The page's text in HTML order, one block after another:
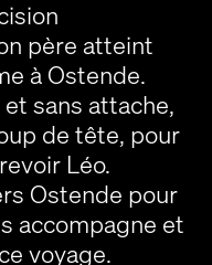
père atteint
à Ostende.
sans attache,
de tête, pour
Léo.
Ostende pour
accompagne et
voyage.